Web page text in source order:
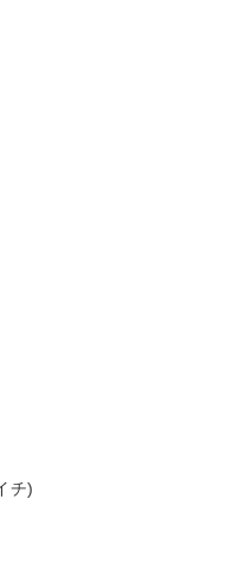
チ)